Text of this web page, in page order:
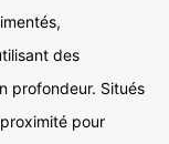
des
profondeur. Situés
pour